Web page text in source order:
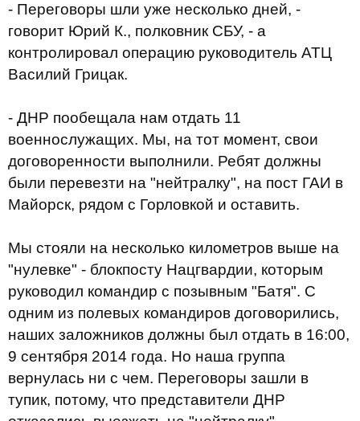
- Переговоры шли уже несколько дней, -
говорит Юрий К., полковник СБУ, - а
контролировал операцию руководитель АТЦ
Василий Грицак.
- ДНР пообещала нам отдать 11
военнослужащих. Мы, на тот момент, свои
договоренности выполнили. Ребят должны
были перевезти на "нейтралку", на пост ГАИ в
Майорск, рядом с Горловкой и оставить.
Мы стояли на несколько километров выше на
"нулевке" - блокпосту Нацгвардии, которым
руководил командир с позывным "Батя". С
одним из полевых командиров договорились,
наших заложников должны был отдать в 16:00,
9 сентября 2014 года. Но наша группа
вернулась ни с чем. Переговоры зашли в
тупик, потому, что представители ДНР